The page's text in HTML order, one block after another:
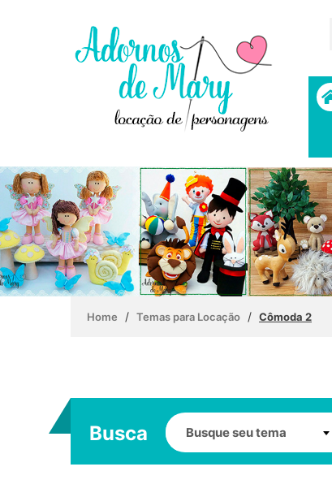
Home / Temas para Locação / Cômoda 2
Busca